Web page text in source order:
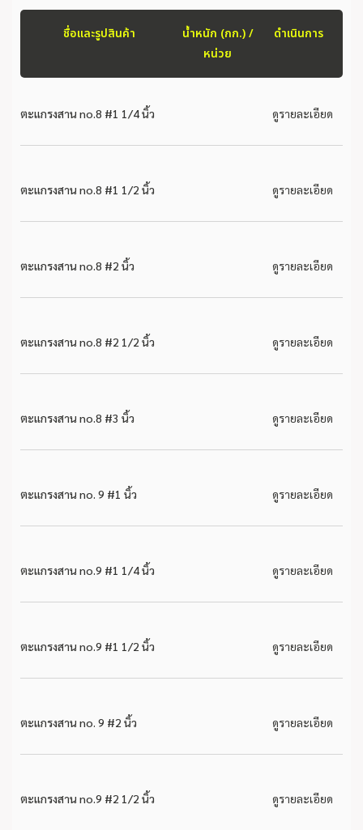
ชื่อและรูปสินค้า
น้ำหนัก (กก.) /
หน่วย
ดำเนินการ
ตะแกรงสาน no.8 #1 1/4 นิ้ว ดูรายละเอียด
ตะแกรงสาน no.8 #1 1/2 นิ้ว ดูรายละเอียด
ตะแกรงสาน no.8 #2 นิ้ว ดูรายละเอียด
ตะแกรงสาน no.8 #2 1/2 นิ้ว ดูรายละเอียด
ตะแกรงสาน no.8 #3 นิ้ว ดูรายละเอียด
ตะแกรงสาน no. 9 #1 นิ้ว ดูรายละเอียด
ตะแกรงสาน no.9 #1 1/4 นิ้ว ดูรายละเอียด
ตะแกรงสาน no.9 #1 1/2 นิ้ว ดูรายละเอียด
ตะแกรงสาน no. 9 #2 นิ้ว ดูรายละเอียด
ตะแกรงสาน no.9 #2 1/2 นิ้ว ดูรายละเอียด